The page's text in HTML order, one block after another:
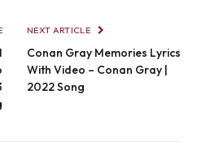
NEXT ARTICLE
Conan Gray Memories Lyrics
With Video – Conan Gray |
2022 Song